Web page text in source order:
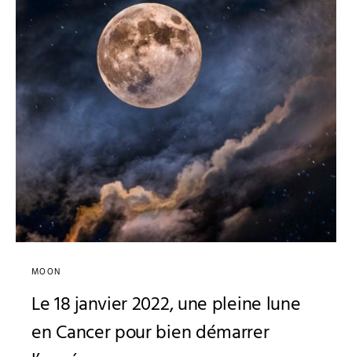
MOON
Le 18 janvier 2022, une pleine lune
en Cancer pour bien démarrer